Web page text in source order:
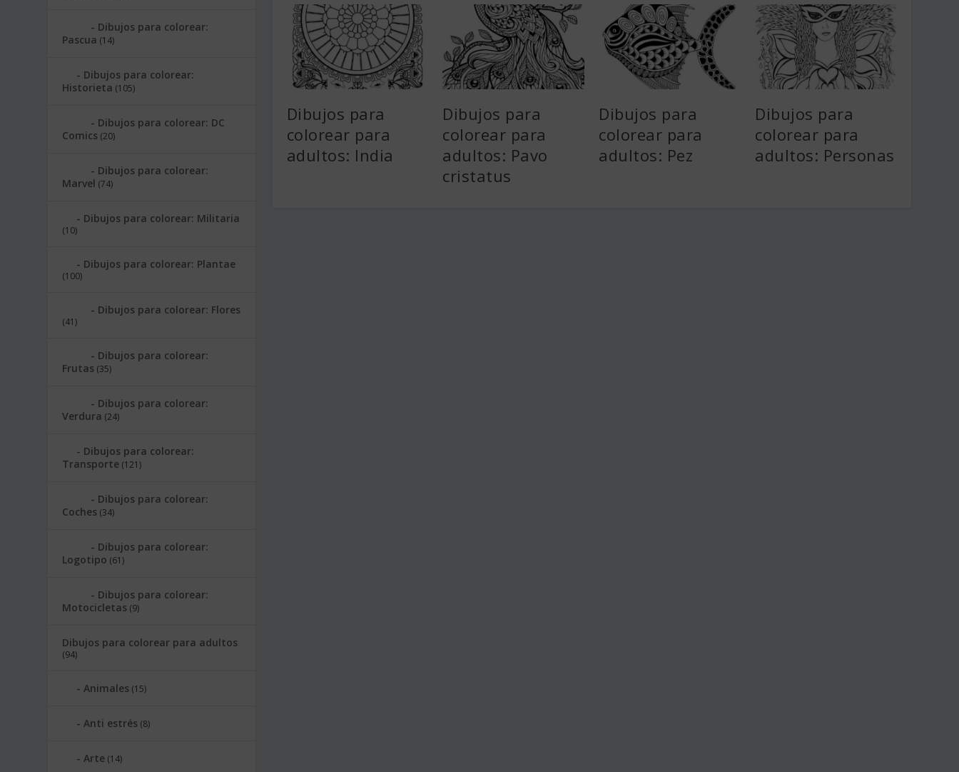
Dibujos para
colorear para
adultos: India
Dibujos para
colorear para
adultos: Pavo
cristatus
Dibujos para
colorear para
adultos: Pez
Dibujos para
colorear para
adultos: Personas
Dibujos para colorear:
Pascua (14)
Dibujos para colorear:
Historieta (105)
Dibujos para colorear: DC
Comics (20)
Dibujos para colorear:
Marvel (74)
Dibujos para colorear: Militaria
(10)
Dibujos para colorear: Plantae
(100)
Dibujos para colorear: Flores
(41)
Dibujos para colorear:
Frutas (35)
Dibujos para colorear:
Verdura (24)
Dibujos para colorear:
Transporte (121)
Dibujos para colorear:
Coches (34)
Dibujos para colorear:
Logotipo (61)
Dibujos para colorear:
Motocicletas (9)
Dibujos para colorear para adultos
(94)
Animales (15)
Anti estrés (8)
Arte (14)